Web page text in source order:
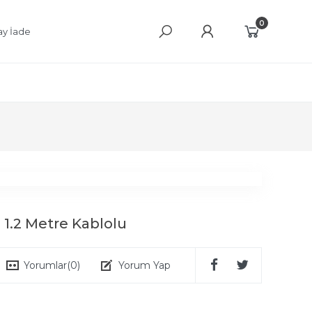
İade
0
Metre Kablolu
Yorumlar(0) Yorum Yap